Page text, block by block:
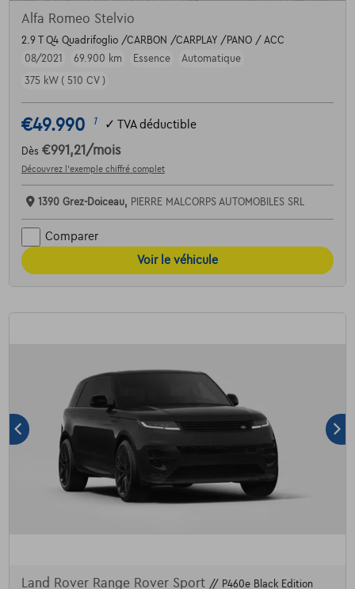
Alfa Romeo Stelvio
2.9 T Q4 Quadrifoglio /CARBON /CARPLAY /PANO / ACC
08/2021
69.900 km Essence
Automatique
375 kW ( 510 CV )
€49.990 1 ✓ TVA déductible
Dès €991,21 /mois
Découvrez l’exemple chiffré complet
1390 Grez-Doiceau, PIERRE MALCORPS AUTOMOBILES SRL
Comparer
Voir le véhicule
Land Rover Range Rover Sport // P460e Black Edition